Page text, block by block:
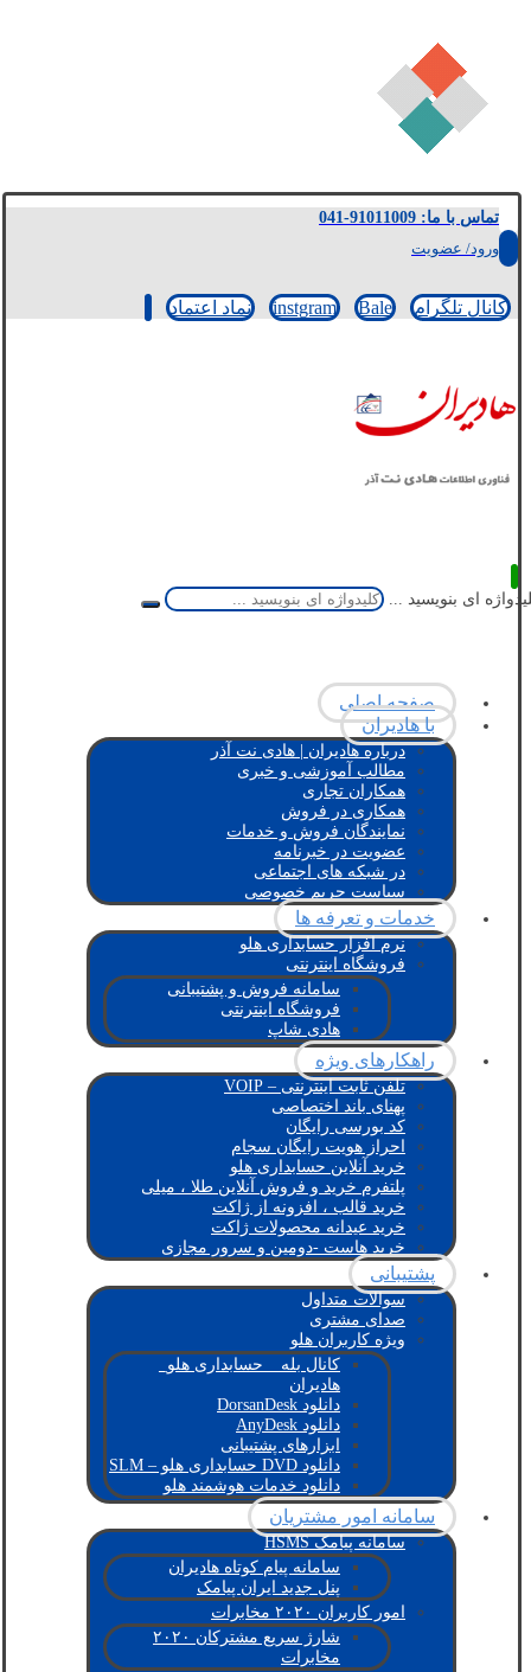
تماس با ما: 91011009-041
ورود/ عضویت
کانال تلگرام instgram Bale نماد اعتماد
ای بنویسید ...
صفحه اصلی
با هادیران
درباره هادیران | هادی نت آذر
مطالب آموزشی و خبری
همکاران تجاری
همکاری در فروش
نمایندگان فروش و خدمات
عضویت در خبرنامه
در شبکه های اجتماعی
سیاست حریم خصوصی
خدمات و تعرفه ها
نرم افزار حسابداری هلو
فروشگاه اینترنتی
سامانه فروش و پشتیبانی
فروشگاه اینترنتی
هادی شاپ
راهکارهای ویژه
تلفن ثابت اینترنتی – VOIP
پهنای باند اختصاصی
کد بورسی رایگان
احراز هویت رایگان سجام
خرید آنلاین حسابداری هلو
پلتفرم خرید و فروش آنلاین طلا ، میلی
خرید قالب ، افزونه از ژاکت
خرید عیدانه محصولات ژاکت
خرید هاست -دومین و سرور مجازی
پشتیبانی
سوالات متداول
صدای مشتری
ویژه کاربران هلو
کانال بله _ حسابداری هلو_
هادیران
دانلود DorsanDesk
دانلود AnyDesk
ابزارهای پشتیبانی
دانلود DVD حسابداری هلو – SLM
دانلود خدمات هوشمند هلو
سامانه امور مشتریان
سامانه پیامک HSMS
سامانه پیام کوتاه هادیران
پنل جدید ایران پیامک
امور کاربران ۲۰۲۰ مخابرات
شارژ سریع مشترکان ۲۰۲۰
مخابرات